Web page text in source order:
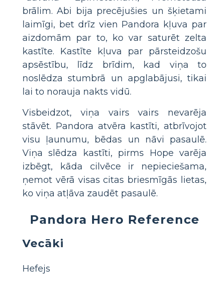
brālim. Abi bija precējušies un šķietami
laimīgi, bet drīz vien Pandora kļuva par
aizdomām par to, ko var saturēt zelta
kastīte. Kastīte kļuva par pārsteidzošu
apsēstību, līdz brīdim, kad viņa to
noslēdza stumbrā un apglabājusi, tikai
lai to norauja nakts vidū.
Visbeidzot, viņa vairs vairs nevarēja
stāvēt. Pandora atvēra kastīti, atbrīvojot
visu ļaunumu, bēdas un nāvi pasaulē.
Viņa slēdza kastīti, pirms Hope varēja
izbēgt, kāda cilvēce ir nepieciešama,
ņemot vērā visas citas briesmīgās lietas,
ko viņa atļāva zaudēt pasaulē.
Pandora Hero Reference
Vecāki
Hefejs